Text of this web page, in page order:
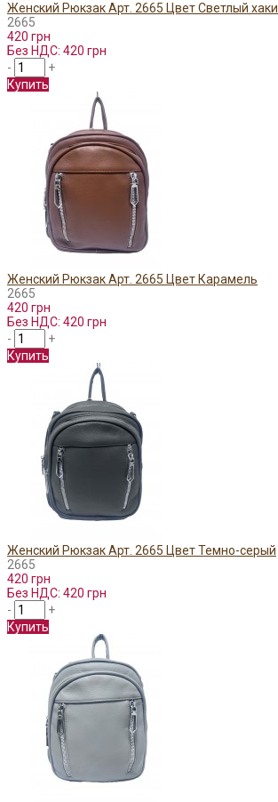
Женский Рюкзак Арт. 2665 Цвет Светлый хаки
2665
420 грн
Без НДС: 420 грн
-
+
Купить
Женский Рюкзак Арт. 2665 Цвет Карамель
2665
420 грн
Без НДС: 420 грн
-
+
Купить
Женский Рюкзак Арт. 2665 Цвет Темно-серый
2665
420 грн
Без НДС: 420 грн
-
+
Купить